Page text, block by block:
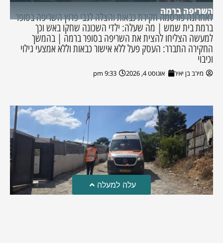
השריפה ברמה
לאחרונה פורסמה חקירת כבאות והצלה לגבי פרוץ השריפה בסופר
ברמת בית שמש | מה שעלה: ילדי השכונה שחקו באש וכך
למעשה הצליחו להצית את השריפה בסופר ברמה | בהמשך
החקירה התברר: העסק פעל ללא אישור כבאות וללא אמצעי גילוי
וכיבוי
מירב בן יאיר אוגוסט 4, 2026 9:33 pm
עלה למעלה